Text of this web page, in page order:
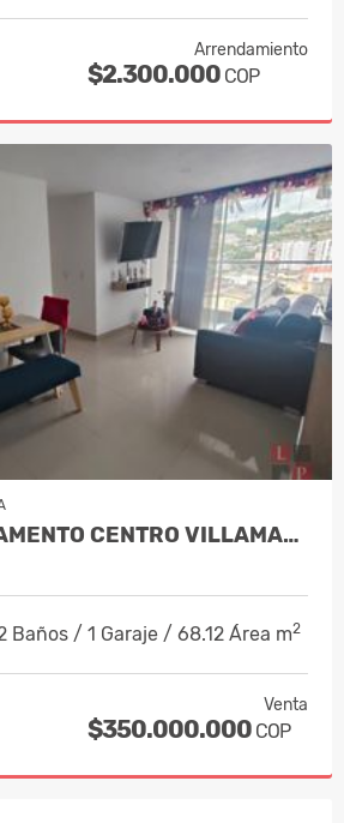
Arrendamiento
$2.300.000 COP
VENTA APARTAMENTO CENTRO VILLAMARÍA,…
/ 1 Garaje / 68.12 Área m2
Venta
$350.000.000 COP